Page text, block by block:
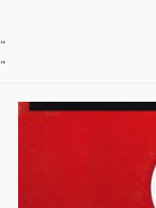
"
"